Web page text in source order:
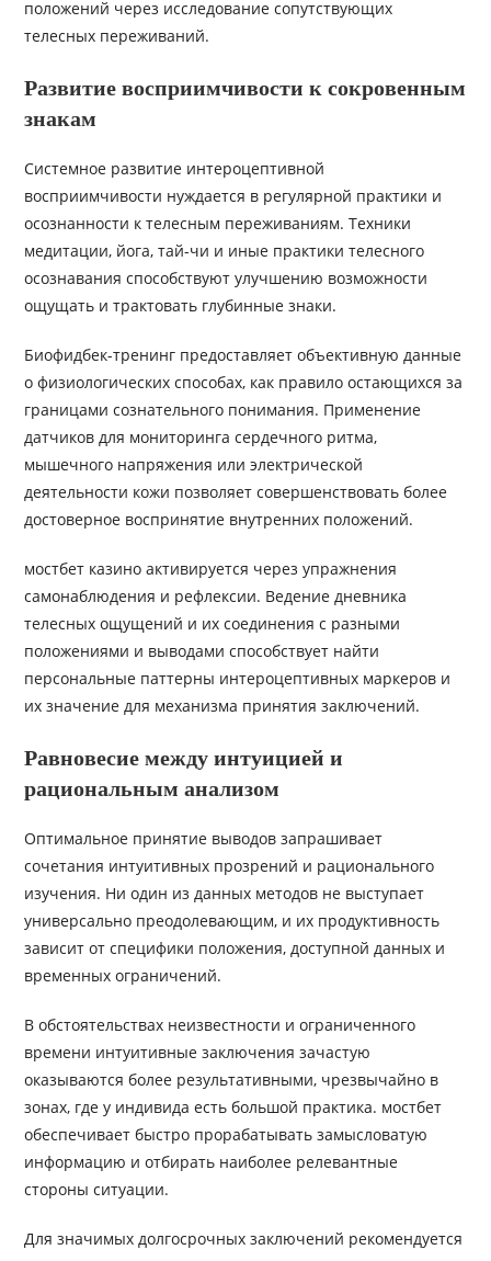
положений через исследование сопутствующих
телесных переживаний.
Развитие восприимчивости к сокровенным
знакам
Системное развитие интероцептивной
восприимчивости нуждается в регулярной практики и
осознанности к телесным переживаниям. Техники
медитации, йога, тай-чи и иные практики телесного
осознавания способствуют улучшению возможности
ощущать и трактовать глубинные знаки.
Биофидбек-тренинг предоставляет объективную данные
о физиологических способах, как правило остающихся за
границами сознательного понимания. Применение
датчиков для мониторинга сердечного ритма,
мышечного напряжения или электрической
деятельности кожи позволяет совершенствовать более
достоверное воспринятие внутренних положений.
мостбет казино активируется через упражнения
самонаблюдения и рефлексии. Ведение дневника
телесных ощущений и их соединения с разными
положениями и выводами способствует найти
персональные паттерны интероцептивных маркеров и
их значение для механизма принятия заключений.
Равновесие между интуицией и
рациональным анализом
Оптимальное принятие выводов запрашивает
сочетания интуитивных прозрений и рационального
изучения. Ни один из данных методов не выступает
универсально преодолевающим, и их продуктивность
зависит от специфики положения, доступной данных и
временных ограничений.
В обстоятельствах неизвестности и ограниченного
времени интуитивные заключения зачастую
оказываются более результативными, чрезвычайно в
зонах, где у индивида есть большой практика. мостбет
обеспечивает быстро прорабатывать замысловатую
информацию и отбирать наиболее релевантные
стороны ситуации.
Для значимых долгосрочных заключений рекомендуется